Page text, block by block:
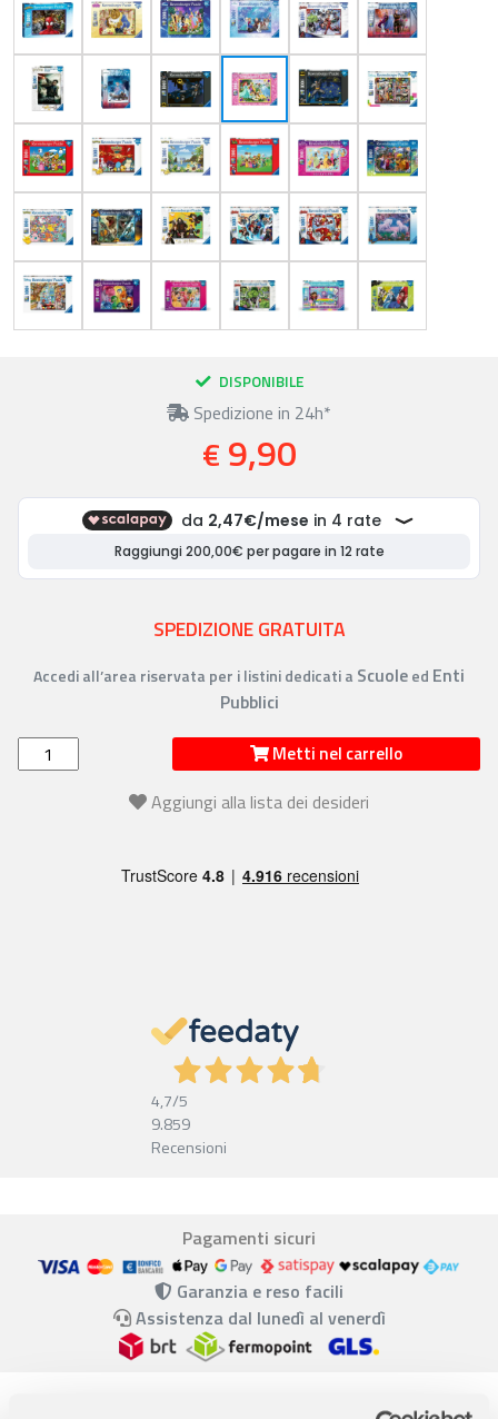
DISPONIBILE
Spedizione in 24h*
€ 9,90
SPEDIZIONE GRATUITA
Accedi all’area riservata per i listini dedicati a Scuoleed Enti
Pubblici
Metti nel carrello
Aggiungi alla lista dei desideri
4,7/5
9.859
Recensioni
Pagamenti sicuri
Garanzia e reso facili
Assistenza dal lunedì al venerdì